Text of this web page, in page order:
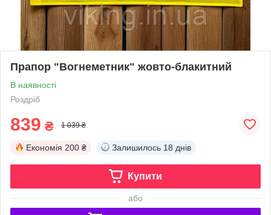
Прапор "Вогнеметник" жовто-блакитний
В наявності
Роздріб
839 ₴ 1 039 ₴
Економія 200 ₴ Залишилось 18 днів
Купити
або